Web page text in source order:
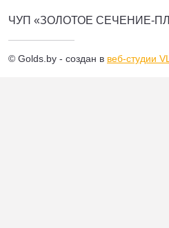
ЧУП «ЗОЛОТОЕ СЕЧЕНИЕ-
© Golds.by - создан в веб-студии